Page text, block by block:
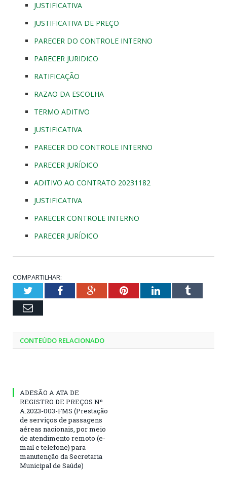
JUSTIFICATIVA
JUSTIFICATIVA DE PREÇO
PARECER DO CONTROLE INTERNO
PARECER JURIDICO
RATIFICAÇÃO
RAZAO DA ESCOLHA
TERMO ADITIVO
JUSTIFICATIVA
PARECER DO CONTROLE INTERNO
PARECER JURÍDICO
ADITIVO AO CONTRATO 20231182
JUSTIFICATIVA
PARECER CONTROLE INTERNO
PARECER JURÍDICO
COMPARTILHAR:
TwitterFacebookGoogle+PinterestLinkedInTumblr
Email
CONTEÚDO RELACIONADO
ADESÃO A ATA DE
REGISTRO DE PREÇOS Nº
A.2023-003-FMS (Prestação
de serviços de passagens
aéreas nacionais, por meio
de atendimento remoto (e-
mail e telefone) para
manutenção da Secretaria
Municipal de Saúde)